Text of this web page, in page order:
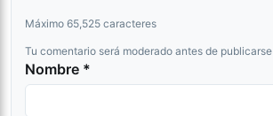
Máximo 65,525 caracteres
Tu comentario será moderado antes de publicarse
Nombre *